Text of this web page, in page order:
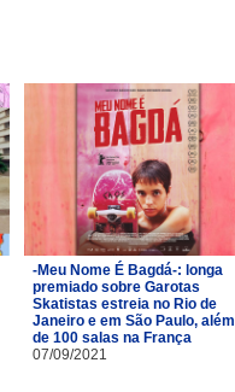
-Meu Nome É Bagdá-: longa
premiado sobre Garotas
Skatistas estreia no Rio de
Janeiro e em São Paulo, além
de 100 salas na França
07/09/2021